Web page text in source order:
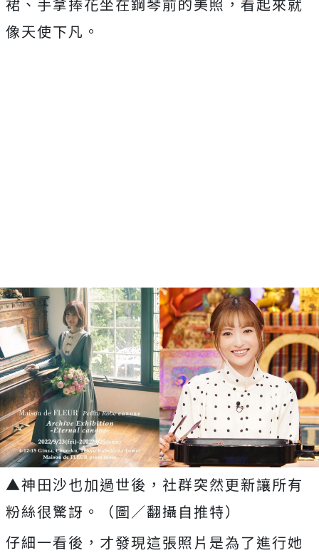
像天使下凡。
▲神田沙也加過世後，社群突然更新讓所有
粉絲很驚訝。（圖／翻攝自推特）
仔細一看後，才發現這張照片是為了進行她